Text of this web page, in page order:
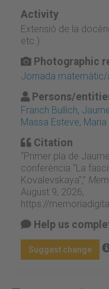
Activity
Extensió de la
etc.)
Photographic
Jornada
Persons/
Franch Bullich,
Massa Esteve, Maria
Citation
“Primer pla de
conferència "La
Kovalevskaya",”
August 9, 2026,
https://
Help us
Suggest change